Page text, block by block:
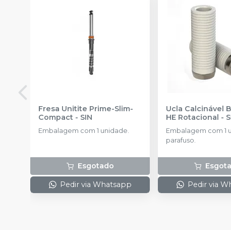
Fresa Unitite Prime-Slim-
Compact - SIN
Embalagem com 1 unidade.
Esgotado
Pedir via Whatsapp
Ucla Calcinável
HE Rotacional -
Embalagem com 1
parafuso.
Pedir via